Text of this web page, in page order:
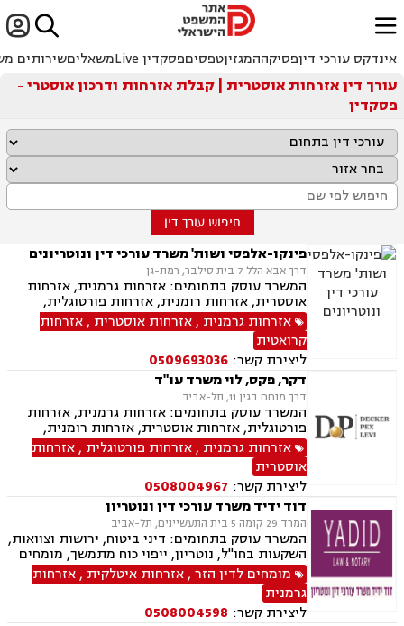

ﱐ
אינדקס עורכי דיןפסיקההמגזיןטפסיםפסקדין Live משאליםשירותים
עורך דין אזרחות אוסטרית | קבלת אזרחות ודרכון אוסטרי -
פסקדין
חיפוש עורך דין
פינקו-אלפסי ושות' משרד עורכי דין ונוטריונים
דרך אבא הלל 7 בית סילבר, רמת-גן
המשרד עוסק בתחומים: אזרחות גרמנית, אזרחות
אוסטרית, אזרחות רומנית, אזרחות פורטוגלית,
אזרחות מרוקאית, אזרחות קרואטית, אזרחות
ספרדית, אזרחות צ'כית, ייפוי כוח מתמשך, נוטריון,
ירושות וצוואות, תמ"א 38
אזרחות גרמנית ,אזרחות אוסטרית ,אזרחות
קרואטית
ליצירת קשר: 0509693036
דקר, פקס, לוי משרד עו"ד
דרך מנחם בגין 11, תל-אביב
המשרד עוסק בתחומים: אזרחות גרמנית, אזרחות
פורטוגלית, אזרחות אוסטרית, אזרחות רומנית,
אזרחות בריטית, אזרחות ספרדית, אזרחות בולגרית,
אזרחות ליטאית, אזרחות צרפתית, אזרחות זרה, דיני
הגירה- מקלט מדיני , הגירה , משרד הפנים, דיני
משפחה, ייפוי כוח מתמשך, גירושין, חלוקת רכוש,
ירושות וצוואות
אזרחות גרמנית ,אזרחות פורטוגלית ,אזרחות
אוסטרית
ליצירת קשר: 0508004967
דוד ידיד משרד עורכי דין ונוטריון
המרד 29 קומה 5 בית התעשיינים, תל-אביב
המשרד עוסק בתחומים: דיני ביטוח, ירושות וצוואות,
השקעות בחו"ל, נוטריון, ייפוי כוח מתמשך, מומחים
לדין הזר, זכויות ניצולי שואה, אזרחות פורטוגלית,
אזרחות ספרדית, תביעות גזזת, ביטוח סיעודי,
נזיקין, נזקי גוף ורכוש, תאונות עבודה, תאונות
דרכים, תאונות תלמידים, תאונות ספורט
מומחים לדין הזר,אזרחות איטלקית ,אזרחות
גרמנית
ליצירת קשר: 0508004598